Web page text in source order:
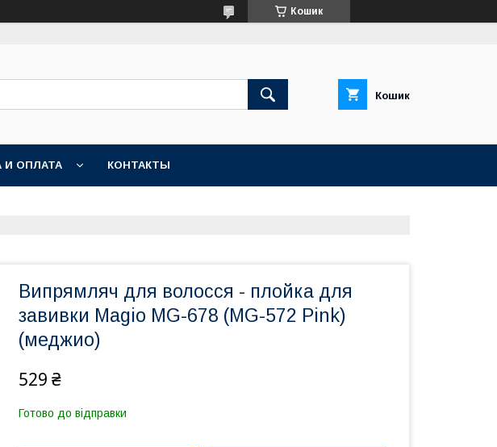
Кошик
Кошик
И ОПЛАТА КОНТАКТЫ
Випрямляч для волосся - плойка для
завивки Magio MG-678 (MG-572 Pink)
(меджио)
529 ₴
Готово до відправки